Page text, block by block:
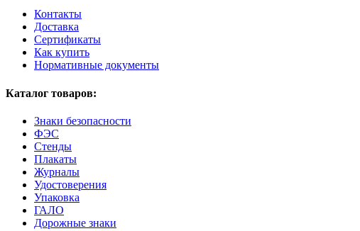
Контакты
Доставка
Сертификаты
Как купить
Нормативные документы
Каталог товаров:
Знаки безопасности
ФЭС
Стенды
Плакаты
Журналы
Удостоверения
Упаковка
ГАЛО
Дорожные знаки